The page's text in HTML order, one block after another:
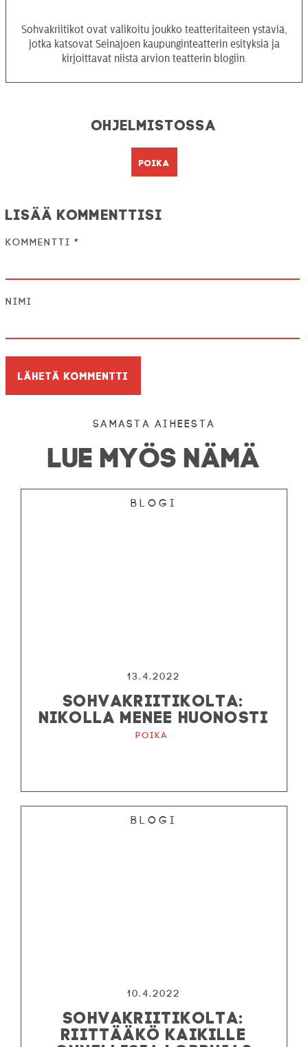
Sohvakriitikot ovat valikoitu joukko teatteritaiteen ystäviä,
jotka katsovat Seinäjoen kaupunginteatterin esityksiä ja
kirjoittavat niistä arvion teatterin blogiin.
Ohjelmistossa
Poika
Lisää kommenttisi
Kommentti *
Nimi
Samasta aiheesta
LUE MYÖS NÄMÄ
Blogi
13.4.2022
SOHVAKRIITIKOLTA:
NIKOLLA MENEE HUONOSTI
Poika
Blogi
10.4.2022
SOHVAKRIITIKOLTA:
RIITTÄÄKÖ KAIKILLE